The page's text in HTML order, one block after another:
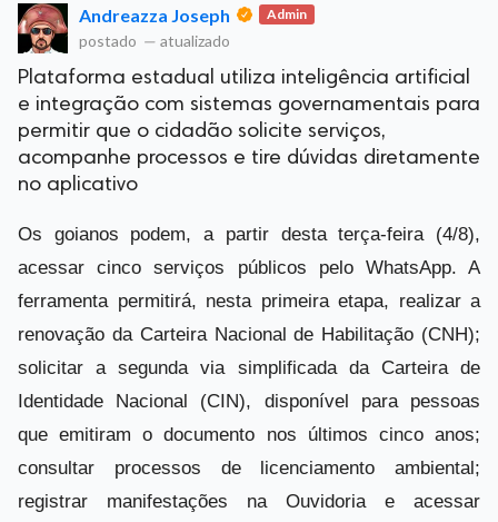
Andreazza Joseph Admin
postado — atualizado
Plataforma estadual utiliza inteligência artificial
e integração com sistemas governamentais para
permitir que o cidadão solicite serviços,
acompanhe processos e tire dúvidas diretamente
no aplicativo
Os goianos podem, a partir desta terça-feira (4/8),
acessar cinco serviços públicos pelo WhatsApp. A
ferramenta permitirá, nesta primeira etapa, realizar a
renovação da Carteira Nacional de Habilitação (CNH);
solicitar a segunda via simplificada da Carteira de
Identidade Nacional (CIN), disponível para pessoas
que emitiram o documento nos últimos cinco anos;
consultar processos de licenciamento ambiental;
registrar manifestações na Ouvidoria e acessar